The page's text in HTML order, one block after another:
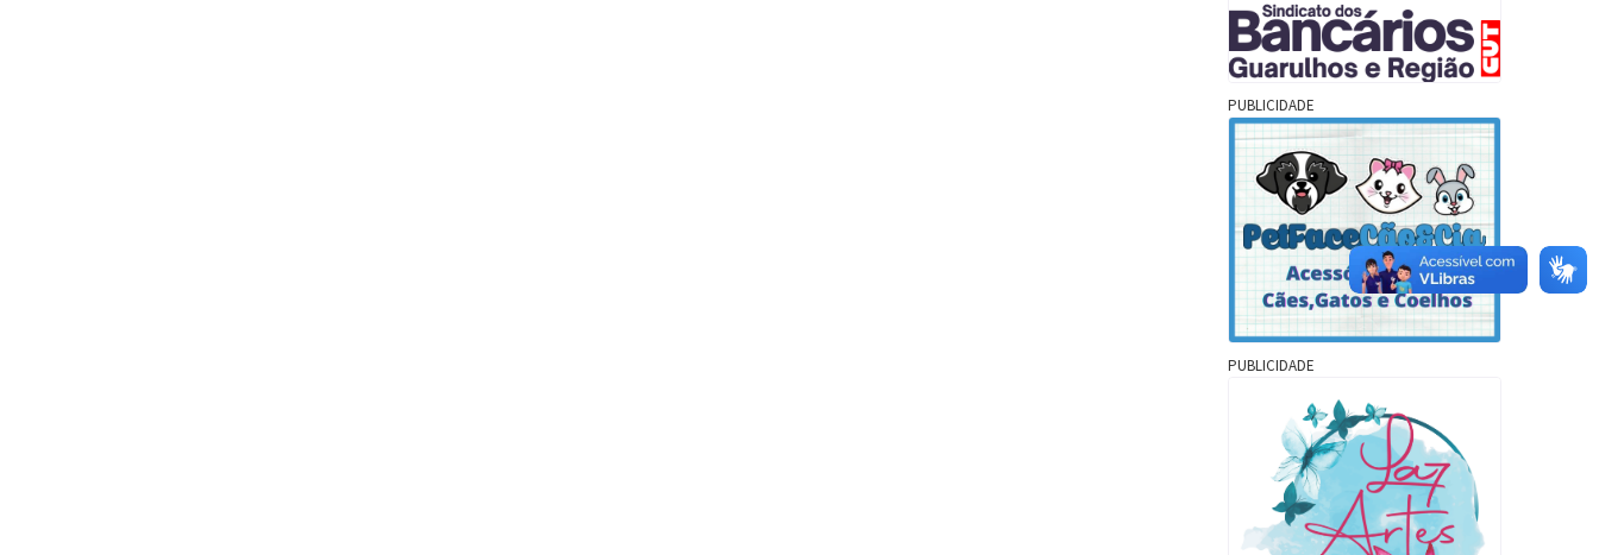
PUBLICIDADE
PUBLICIDADE